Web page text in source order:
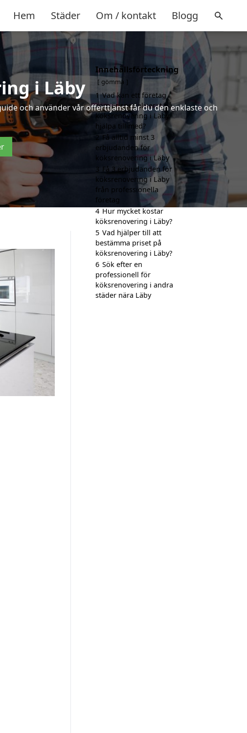
Hem Städer Om / kontakt Blogg
i Läby
och använder vår offerttjänst får du den enklaste och
Innehållsförteckning
gömma
1 Vad kan ett företag
som är specialiserat på
köksrenovering i Läby
hjälpa till med?
2 Få alltid minst 3
erbjudanden för
köksrenovering i Läby
3 Få 3 erbjudanden för
köksrenovering i Läby
från professionella
företag
4 Hur mycket kostar
köksrenovering i Läby?
5 Vad hjälper till att
bestämma priset på
köksrenovering i Läby?
6 Sök efter en
professionell för
köksrenovering i andra
städer nära Läby